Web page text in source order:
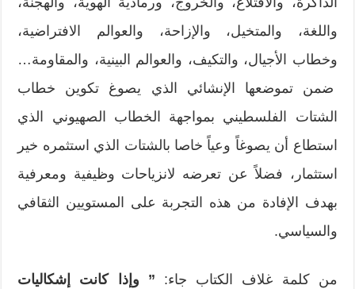
واللغة، والمتخيل، والإزاحة، والعوالم الافتراضية،
وخطاب الأجيال، والتكيف، والعوالم البينية، والمقاومة…
ضمن تموضعها الإنشائي الذي يصوغ تكوين خطاب
الشتات الفلسطيني بمواجهة الخطاب الصهيوني الذي
استطاع أن يصوغاً وعياً خاصا بالشتات الذي استثمره خير
استثمار، فضلاً عن تعرضه لانزياحات وظيفية ومعرفية
بهدف الإفادة من هذه التجربة على المستويين الثقافي
والسياسي.
من كلمة غلاف الكتاب جاء: ” وإذا كانت إشكاليات